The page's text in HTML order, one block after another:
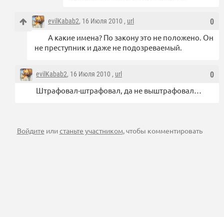
0
evilKabab2, 16 Июля 2010 , url
А какие имена? По закону это не положено. Он
не преступник и даже не подозреваемый.
0
evilKabab2, 16 Июля 2010 , url
Штрафовал-штрафовал, да не выштрафовал…
Войдите илистаньте участником, чтобы комментировать